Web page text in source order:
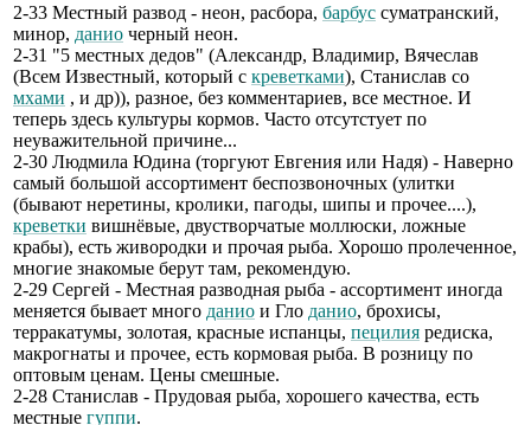
2-33 Местный развод - неон, расбора, барбус суматранский,
минор, данио черный неон.
2-31 "5 местных дедов" (Александр, Владимир, Вячеслав
(Всем Известный, который с креветками), Станислав со
мхами , и др)), разное, без комментариев, все местное. И
теперь здесь культуры кормов. Часто отсутстует по
неуважительной причине...
2-30 Людмила Юдина (торгуют Евгения или Надя) - Наверно
самый большой ассортимент беспозвоночных (улитки
(бывают неретины, кролики, пагоды, шипы и прочее....),
креветки вишнёвые, двустворчатые моллюски, ложные
крабы), есть живородки и прочая рыба. Хорошо пролеченное,
многие знакомые берут там, рекомендую.
2-29 Сергей - Местная разводная рыба - ассортимент иногда
меняется бывает много данио и Гло данио, брохисы,
терракатумы, золотая, красные испанцы, пецилия редиска,
макрогнаты и прочее, есть кормовая рыба. В розницу по
оптовым ценам. Цены смешные.
2-28 Станислав - Прудовая рыба, хорошего качества, есть
местные гуппи.